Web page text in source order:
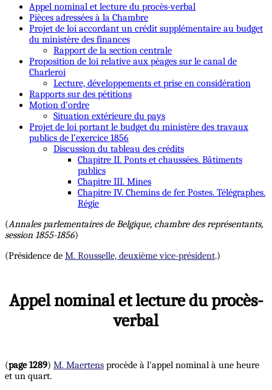
Appel nominal et lecture du procès-verbal
Pièces adressées à la Chambre
Projet de loi accordant un crédit supplémentaire au budget
du ministère des finances
Rapport de la section centrale
Proposition de loi relative aux péages sur le canal de
Charleroi
Lecture, développements et prise en considération
Rapports sur des pétitions
Motion d’ordre
Situation extérieure du pays
Projet de loi portant le budget du ministère des travaux
publics de l’exercice 1856
Discussion du tableau des crédits
Chapitre II. Ponts et chaussées. Bâtiments
publics
Chapitre III. Mines
Chapitre IV. Chemins de fer. Postes. Télégraphes.
Régie
(Annales parlementaires de Belgique, chambre des représentants,
session 1855-1856)
(Présidence de M. Rousselle, deuxième vice-président.)
Appel nominal et lecture du procès-
verbal
(page 1289) M. Maertens procède à l'appel nominal à une heure
et un quart.